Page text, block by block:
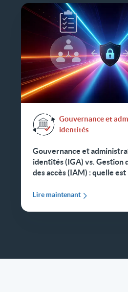
Gouvernance et
identités
Gouvernance et
identités (IGA) vs. Gestion
des accès (IAM) : quelle
Lire maintenant